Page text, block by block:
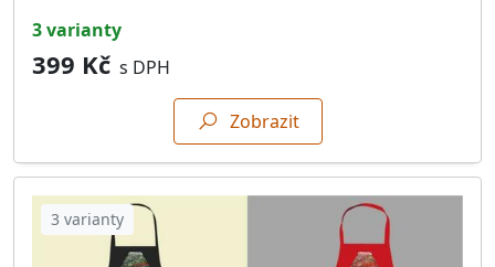
3 varianty
399 Kč s DPH
Zobrazit
3 varianty